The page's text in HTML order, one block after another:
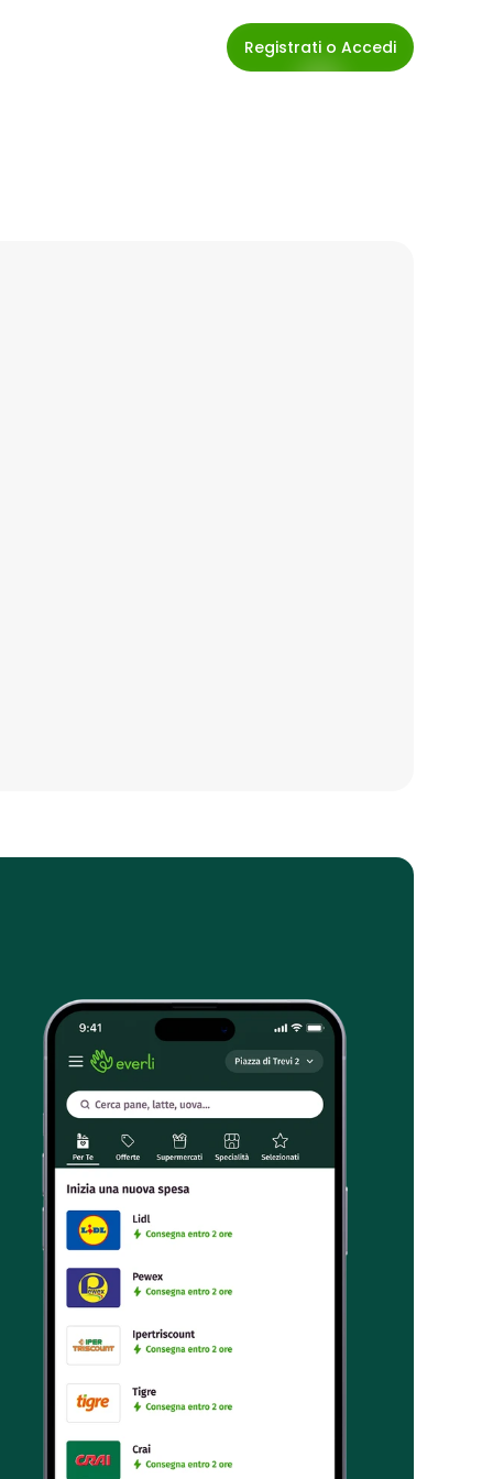
Registrati o Accedi